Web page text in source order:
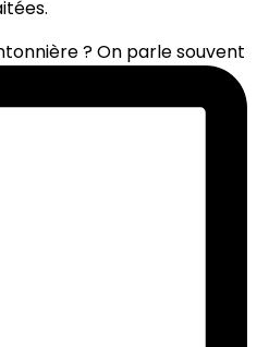
.
? On parle souvent